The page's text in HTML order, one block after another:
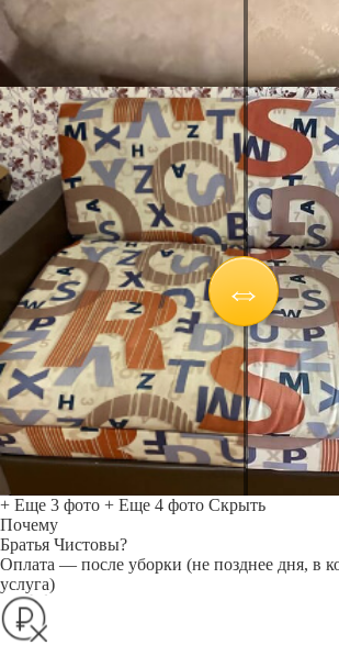
+ Еще 3 фото + Еще 4 фото Скрыть
Почему
Братья Чистовы?
Оплата — после уборки (не позднее дня, в
услуга)